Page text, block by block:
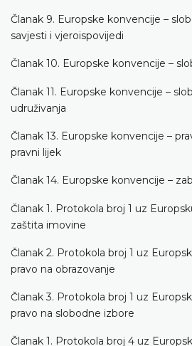
Članak 9. Europske konvencije –
savjesti i vjeroispovijedi
Članak 10. Europske konvencije –
Članak 11. Europske konvencije –
udruživanja
Članak 13. Europske konvencije –
pravni lijek
Članak 14. Europske konvencije –
Članak 1. Protokola broj 1 uz
zaštita imovine
Članak 2. Protokola broj 1 uz
pravo na obrazovanje
Članak 3. Protokola broj 1 uz
pravo na slobodne izbore
Članak 1. Protokola broj 4 uz